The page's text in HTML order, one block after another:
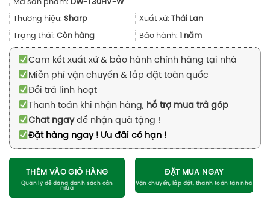
là:
11.990.000₫.là:
Mã sản phẩm: DW-T30HV-W
Thương hiệu: Sharp Xuất xứ: Thái Lan
Trạng thái: Còn hàng Bảo hành: 1 năm
Cam kết xuất xứ & bảo hành chính hãng tại nhà
Miễn phí vận chuyển & lắp đặt toàn quốc
Đổi trả linh hoạt
Thanh toán khi nhận hàng, hỗ trợ mua trả góp
Chat ngayđể nhận quà tặng !
Đặt hàng ngay ! Ưu đãi có hạn !
THÊM VÀO GIỎ HÀNG ĐẶT MUA NGAY